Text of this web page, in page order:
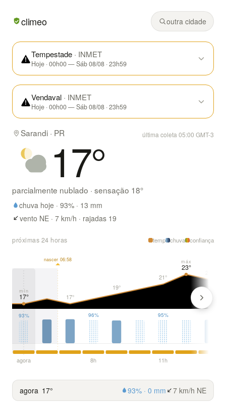
Em Sarandi/PR hoje: parcialmente nublado, mínima de
climeo outra cidade
Tempestade · INMET
Hoje · 00h00 — Sáb 08/08 · 23h59
Vendaval · INMET
Hoje · 00h00 — Sáb 08/08 · 23h59
Sarandi · PR última coleta 05:00 GMT-3
17°
parcialmente nublado · sensação 18°
chuva hoje · 93% · 13 mm
vento NE · 7 km/h · rajadas 19
próximas 24 horas temp chuva confiança
17° 17°
19°
21°
23°
máx
mín
93% 96% 95%
agora 8h 11h
nascer 06:58
agora 17° 93% · 0 mm 7 km/h NE